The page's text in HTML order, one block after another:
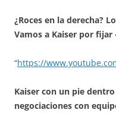
¿Roces en la derecha?
Vamos a Kaiser por fijar
“https://
Kaiser con un pie
negociaciones con